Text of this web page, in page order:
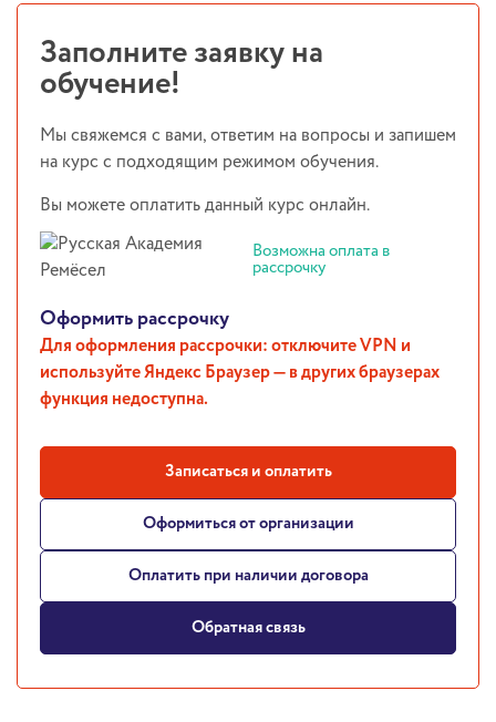
Заполните заявку на
обучение!
Мы свяжемся с вами, ответим на вопросы и запишем
на курс с подходящим режимом обучения.
Вы можете оплатить данный курс онлайн.
Возможна оплата в
рассрочку
Оформить рассрочку
Для оформления рассрочки: отключите VPN и
используйте Яндекс Браузер — в других браузерах
функция недоступна.
Записаться и оплатить
Оформиться от организации
Оплатить при наличии договора
Обратная связь